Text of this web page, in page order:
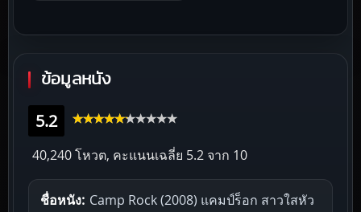
ข้อมูลหนัง
5.2
40,240 โหวต, คะแนนเฉลี่ย 5.2 จาก 10
ชื่อหนัง: Camp Rock (2008) แคมป์ร็อก สาวใสหัว